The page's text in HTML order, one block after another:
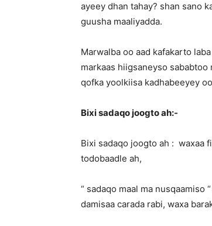
ayeey dhan tahay? shan sano
guusha maaliyadda.
Marwalba oo aad kafakarto
markaas hiigsaneyso sababtoo
qofka yoolkiisa kadhabeeyey
Bixi sadaqo joogto ah:-
Bixi sadaqo joogto ah : waxaa
todobaadle ah,
“ sadaqo maal ma nusqaamiso
damisaa carada rabi, waxa